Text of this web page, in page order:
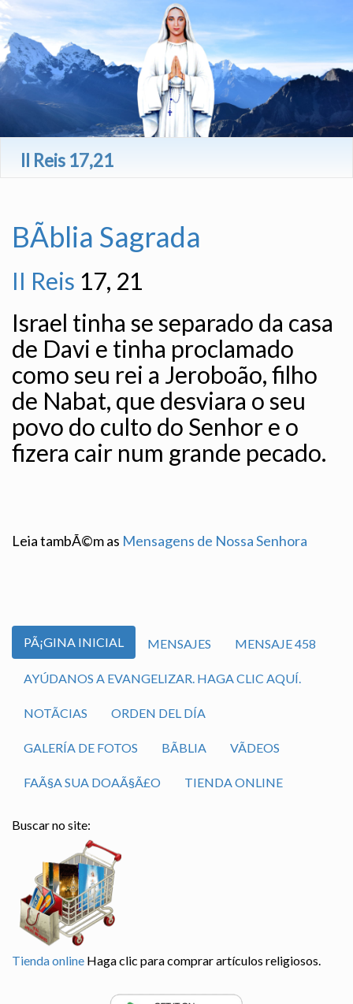
II Reis 17,21
BÃ­blia Sagrada
II Reis 17, 21
Israel tinha se separado da casa
de Davi e tinha proclamado
como seu rei a Jeroboão, filho
de Nabat, que desviara o seu
povo do culto do Senhor e o
fizera cair num grande pecado.
Leia tambÃ©m as Mensagens de Nossa Senhora
PÃ¡GINA INICIAL MENSAJES MENSAJE 458
AYÚDANOS A EVANGELIZAR. HAGA CLIC AQUÍ.
NOTÃ­CIAS ORDEN DEL DÍA
GALERÍA DE FOTOS BÃ­BLIA VÃ­DEOS
FAÃ§A SUA DOAÃ§Ã£O TIENDA ONLINE
Buscar no site:
Tienda online Haga clic para comprar artículos religiosos.